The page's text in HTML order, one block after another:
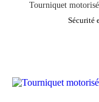
Tourniquet
Sécurité